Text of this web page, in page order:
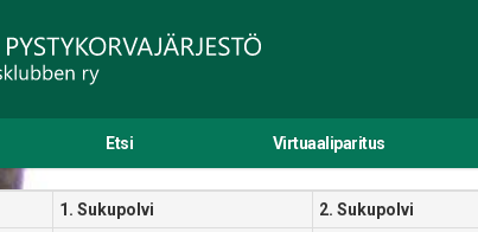
Etsi Virtuaaliparitus
1. Sukupolvi 2. Sukupolvi